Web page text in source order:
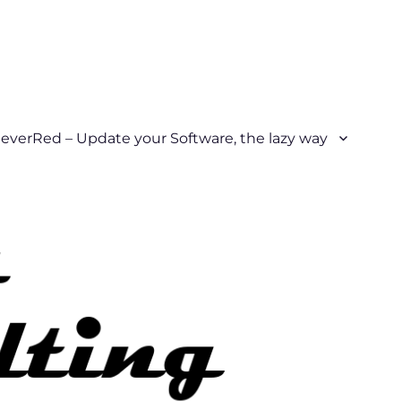
– Update your Software, the lazy way